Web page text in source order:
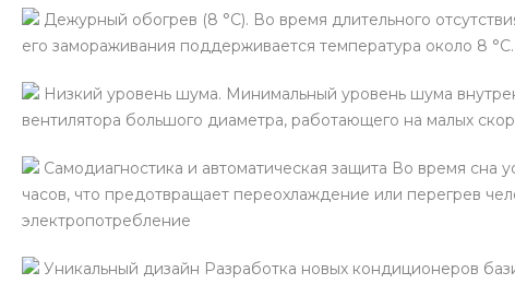
Дежурный обогрев (8 °С). Во время длительного
его замораживания поддерживается температура около 8 °С.
Низкий уровень шума. Минимальный уровень шума
вентилятора большого диаметра, работающего на малых
Самодиагностика и автоматическая защита Во время сна
часов, что предотвращает переохлаждение или перегрев
электропотребление
Уникальный дизайн Разработка новых кондиционеров